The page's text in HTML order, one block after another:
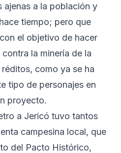
ajenas a la población y
tiempo; pero que
el objetivo de hacer
la minería de la
como ya se ha
tipo de personajes en
proyecto.
a Jericó tuvo tantos
campesina local, que
del Pacto Histórico,